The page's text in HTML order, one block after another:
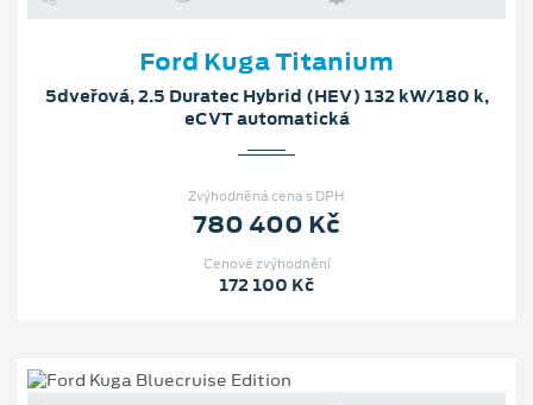
Ford Kuga Titanium
5dveřová, 2.5 Duratec Hybrid (HEV) 132 kW/180 k,
eCVT automatická
Zvýhodněná cena s DPH
780 400 Kč
Cenové zvýhodnění
172 100 Kč